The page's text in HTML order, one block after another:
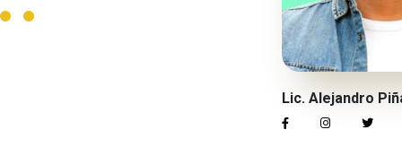
Lic. Alejandro